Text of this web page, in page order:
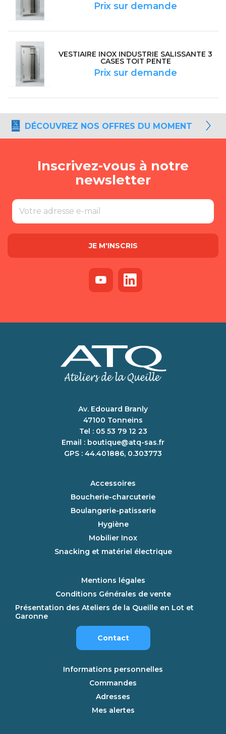
Prix sur demande
VESTIAIRE INOX INDUSTRIE SALISSANTE 3
CASES TOIT PENTE
Prix sur demande
DÉCOUVREZ NOS OFFRES DU MOMENT
Inscrivez-vous à notre
newsletter
Av. Edouard Branly
47100 Tonneins
Tel : 05 53 79 12 23
Email : boutique@atq-sas.fr
GPS : 44.401886, 0.303773
Accessoires
Boucherie-charcuterie
Boulangerie-patisserie
Hygiène
Mobilier Inox
Snacking et matériel électrique
Mentions légales
Conditions Générales de vente
Présentation des Ateliers de la Queille en Lot et
Garonne
Contact
Informations personnelles
Commandes
Adresses
Mes alertes